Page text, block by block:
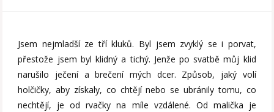
Jsem nejmladší ze tří kluků. Byl jsem zvyklý se i porvat,
přestože jsem byl klidný a tichý. Jenže po svatbě můj klid
narušilo ječení a brečení mých dcer. Způsob, jaký volí
holčičky, aby získaly, co chtějí nebo se ubránily tomu, co
nechtějí, je od rvačky na míle vzdálené. Od malička je